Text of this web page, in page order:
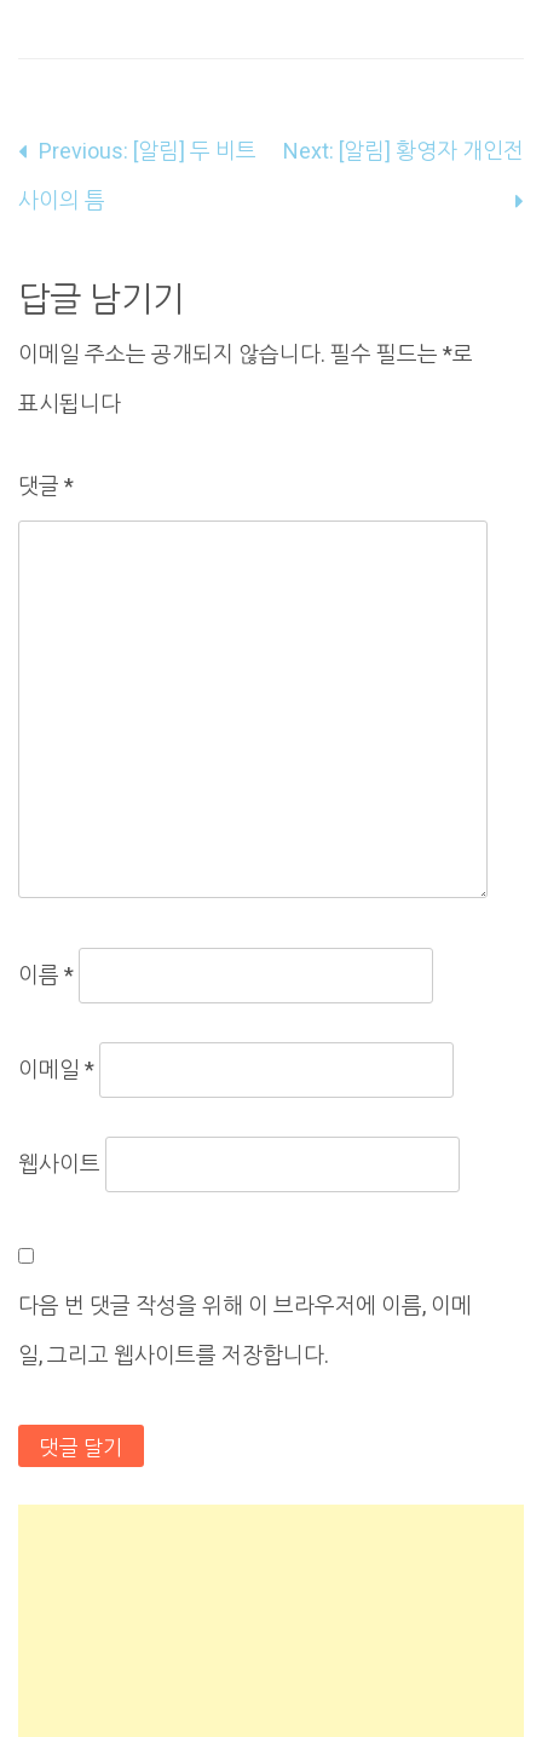
글
내
게
이
션
Previous: [알림] 두 비트
사이의 틈
Next: [알림] 황영자 개인전
답글 남기기
이메일 주소는 공개되지 않습니다. 필수 필드는 *로
표시됩니다
댓글 *
이름 *
이메일 *
웹사이트
다음 번 댓글 작성을 위해 이 브라우저에 이름, 이메
일, 그리고 웹사이트를 저장합니다.